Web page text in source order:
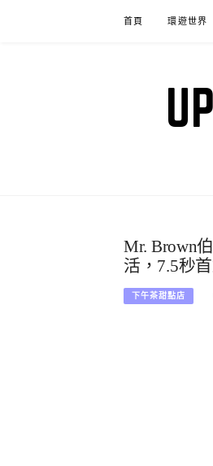
首頁 環遊世界
Mr. Brown
活，7.5秒
下午茶甜點店